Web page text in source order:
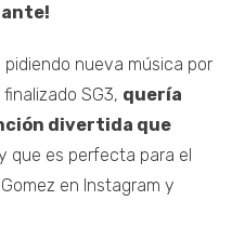
nueva música por
SG3, quería
divertida que
que es perfecta para el
en Instagram y